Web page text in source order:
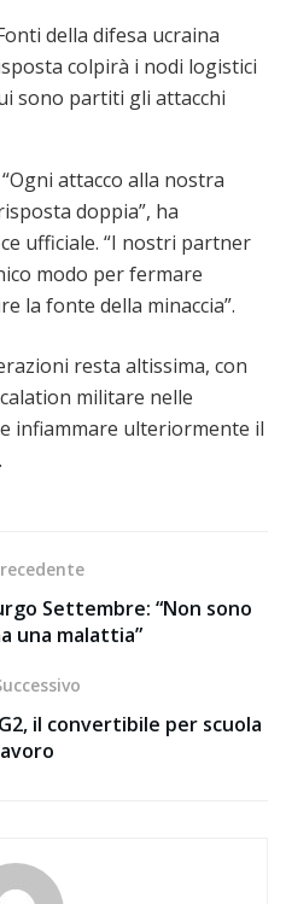
della difesa ucraina
colpirà i nodi logistici
sono partiti gli attacchi
“Ogni attacco alla nostra
doppia”, ha
ufficiale. “I nostri partner
modo per fermare
la fonte della minaccia”.
resta altissima, con
militare nelle
infiammare ulteriormente il
Settembre: “Non sono
una malattia”
il convertibile per scuola